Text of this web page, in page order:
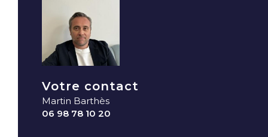
Votre contact
Martin Barthès
06 98 78 10 20